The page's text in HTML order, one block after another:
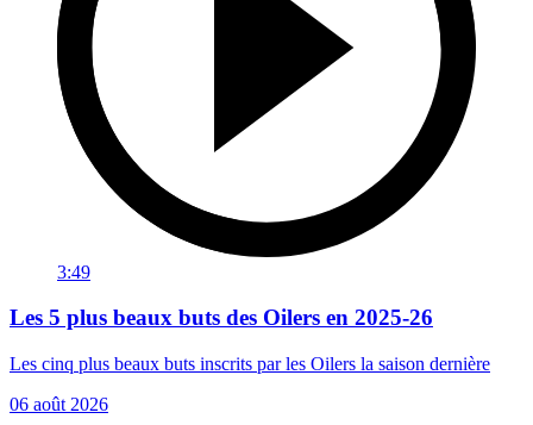
3:49
Les 5 plus beaux buts des Oilers en 2025-26
Les cinq plus beaux buts inscrits par les Oilers la saison dernière
06 août 2026